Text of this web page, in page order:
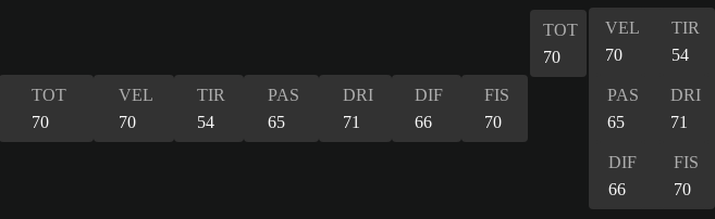
TOT
70
VEL
70
TIR
54
PAS
65
DRI
71
DIF
66
FIS
70
TOT
70
VEL
70
TIR
54
PAS
65
DRI
71
DIF
66
FIS
70